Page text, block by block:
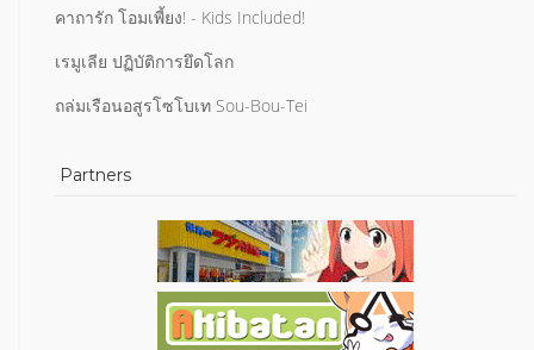
คาถารัก โอมเพี้ยง! - Kids Included!
เรมูเลีย ปฏิบัติการยึดโลก
ถล่มเรือนอสูรโซโบเท Sou-Bou-Tei
Partners